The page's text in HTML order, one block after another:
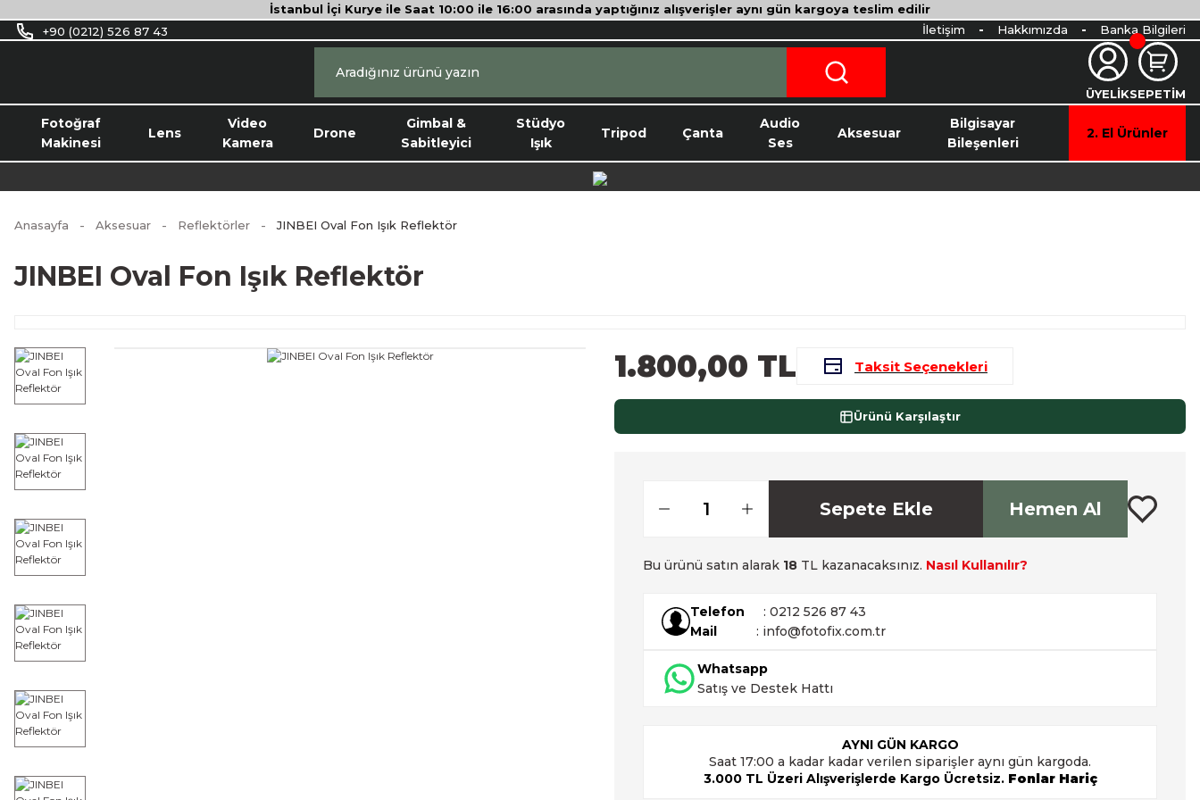
İstanbul İçi Kurye ile Saat 10:00 ile 16:00 arasında yaptığınız alışverişler aynı gün kargoya teslim edilir
+90 (0212) 526 87 43
İletişim Hakkımızda Banka Bilgileri
ÜYELİKSEPETİM
Fotoğraf
Makinesi
Lens
Video
Kamera
Drone
Gimbal &
Sabitleyici
Stüdyo
Işık
Tripod Çanta
Audio
Ses
Aksesuar
Bilgisayar
Bileşenleri
2. El Ürünler
Anasayfa Aksesuar Reflektörler JINBEI Oval Fon Işık Reflektör
JINBEI Oval Fon Işık Reflektör
1.800,00 TL Taksit Seçenekleri
Ürünü Karşılaştır
Sepete Ekle Hemen Al
Bu ürünü satın alarak 18 TL kazanacaksınız. Nasıl Kullanılır?
Telefon
: 0212 526 87 43
Mail
: info@fotofix.com.tr
Whatsapp
Satış ve Destek Hattı
AYNI GÜN KARGO
Saat 17:00 a kadar kadar verilen siparişler aynı gün kargoda.
3.000 TL Üzeri Alışverişlerde Kargo Ücretsiz. Fonlar Hariç